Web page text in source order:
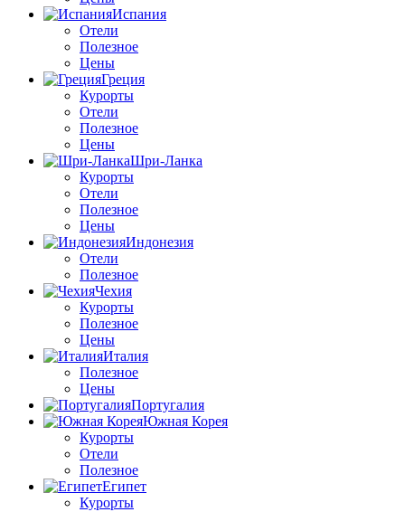
Испания
Отели
Полезное
Цены
Греция
Курорты
Отели
Полезное
Цены
Шри-Ланка
Курорты
Отели
Полезное
Цены
Индонезия
Отели
Полезное
Чехия
Курорты
Полезное
Цены
Италия
Полезное
Цены
Португалия
Южная Корея
Курорты
Отели
Полезное
Египет
Курорты